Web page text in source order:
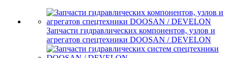
Запчасти гидравлических компонентов, узлов и
агрегатов спецтехники DOOSAN / DEVELON